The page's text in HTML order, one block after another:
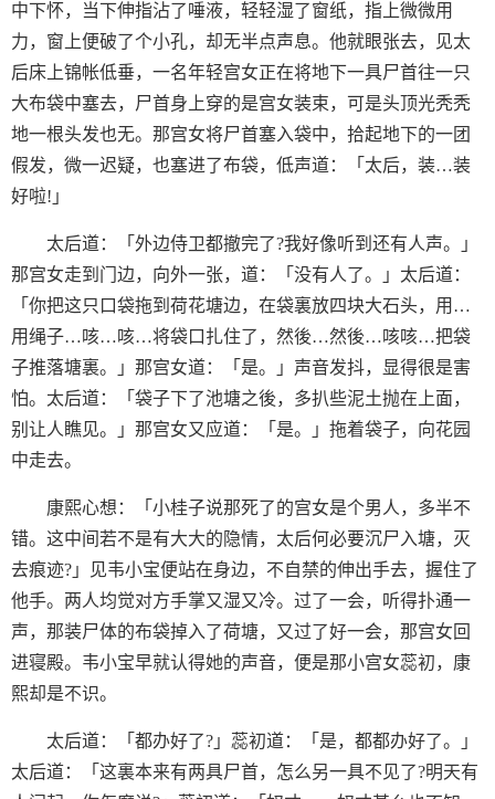
中下怀，当下伸指沾了唾液，轻轻湿了窗纸，指上微微用
力，窗上便破了个小孔，却无半点声息。他就眼张去，见太
后床上锦帐低垂，一名年轻宫女正在将地下一具尸首往一只
大布袋中塞去，尸首身上穿的是宫女装束，可是头顶光秃秃
地一根头发也无。那宫女将尸首塞入袋中，拾起地下的一团
假发，微一迟疑，也塞进了布袋，低声道：「太后，装…装
好啦!」
太后道：「外边侍卫都撤完了?我好像听到还有人声。」
那宫女走到门边，向外一张，道：「没有人了。」太后道：
「你把这只口袋拖到荷花塘边，在袋裏放四块大石头，用…
用绳子…咳…咳…将袋口扎住了，然後…然後…咳咳…把袋
子推落塘裏。」那宫女道：「是。」声音发抖，显得很是害
怕。太后道：「袋子下了池塘之後，多扒些泥土抛在上面，
别让人瞧见。」那宫女又应道：「是。」拖着袋子，向花园
中走去。
康熙心想：「小桂子说那死了的宫女是个男人，多半不
错。这中间若不是有大大的隐情，太后何必要沉尸入塘，灭
去痕迹?」见韦小宝便站在身边，不自禁的伸出手去，握住了
他手。两人均觉对方手掌又湿又冷。过了一会，听得扑通一
声，那装尸体的布袋掉入了荷塘，又过了好一会，那宫女回
进寝殿。韦小宝早就认得她的声音，便是那小宫女蕊初，康
熙却是不识。
太后道：「都办好了?」蕊初道：「是，都都办好了。」
太后道：「这裏本来有两具尸首，怎么另一具不见了?明天有